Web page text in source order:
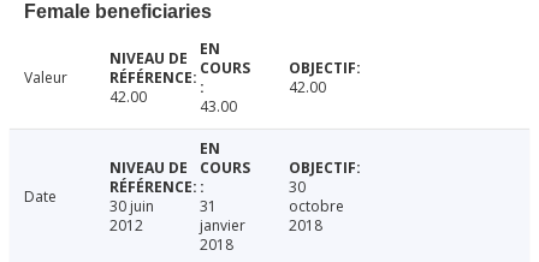
Female beneficiaries
Valeur
42.00
43.00
42.00
Date
30 juin
2012
31
janvier
2018
30
octobre
2018